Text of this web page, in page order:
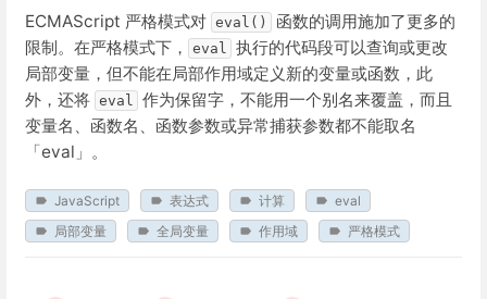
ECMAScript 严格模式对 eval()
函数的调用施加了更多的
限制。在严格模式下，
eval 执行的代码段可以查询或更改
局部变量，但不能在局部作用域定义新的变量或函数，此
外，还将 eval 作为保留字，不能用一个别名来覆盖，而且
变量名、函数名、函数参数或异常捕获参数都不能取名
「eval」。
JavaScript 表达式 计算
eval
局部变量
全局变量 作用域 严格模式